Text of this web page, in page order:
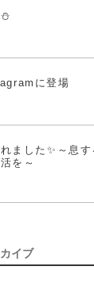
に登場
ました✨～息す
を～
イブ